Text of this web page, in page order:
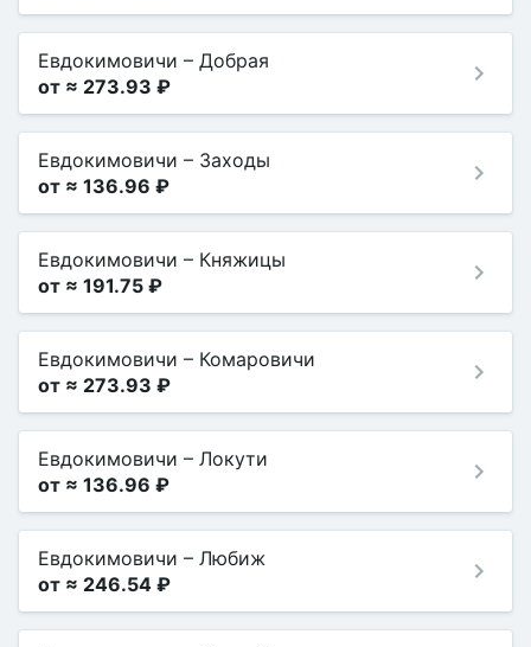
Евдокимовичи – Добрая
от ≈ 273.93 ₽
Евдокимовичи – Заходы
от ≈ 136.96 ₽
Евдокимовичи – Княжицы
от ≈ 191.75 ₽
Евдокимовичи – Комаровичи
от ≈ 273.93 ₽
Евдокимовичи – Локути
от ≈ 136.96 ₽
Евдокимовичи – Любиж
от ≈ 246.54 ₽